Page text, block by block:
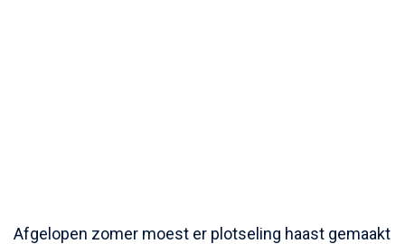
Afgelopen zomer moest er plotseling haast gemaakt